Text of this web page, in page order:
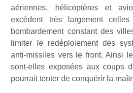
aériennes, hélicoptères et
excèdent très largement
bombardement constant des
limiter le redéploiement des
anti-missiles vers le front. Ainsi
sont-elles exposées aux coups
pourrait tenter de conquérir la